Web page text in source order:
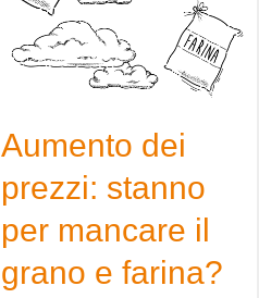
Aumento dei
prezzi: stanno
per mancare il
grano e farina?
mancare
e